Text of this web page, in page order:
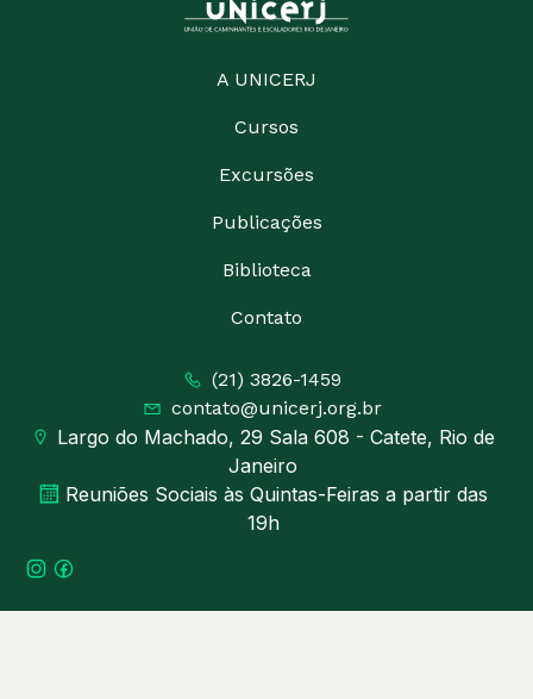
A UNICERJ
Cursos
Excursões
Publicações
Biblioteca
Contato
(21) 3826-1459
contato@unicerj.org.br
Largo do Machado, 29 Sala 608 - Catete, Rio de
Janeiro
Reuniões Sociais às Quintas-Feiras a partir das
19h